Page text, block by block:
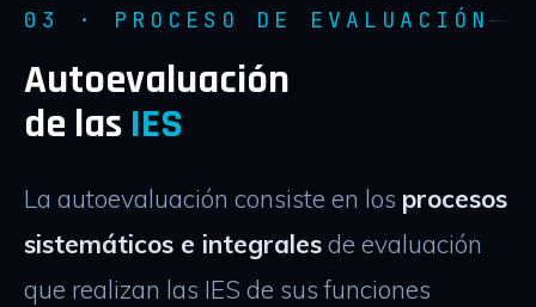
03 · PROCESO DE EVALUACIÓN
Autoevaluación
de las IES
La autoevaluación consiste en los procesos
sistemáticos e integralesde evaluación
que realizan las IES de sus funciones